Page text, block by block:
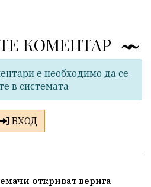
КОМЕНТАР
е необходимо да се
в системата
ВХОД
откриват верига